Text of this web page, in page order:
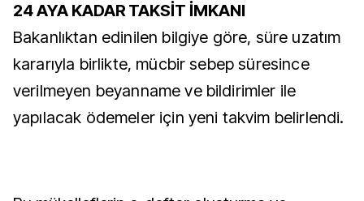
24 AYA KADAR TAKSİT İMKANI
Bakanlıktan edinilen bilgiye göre, süre uzatım
kararıyla birlikte, mücbir sebep süresince
verilmeyen beyanname ve bildirimler ile
yapılacak ödemeler için yeni takvim belirlendi.